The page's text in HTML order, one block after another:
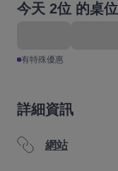
今天 2位 的桌位
有特殊優惠
詳細資訊
網站